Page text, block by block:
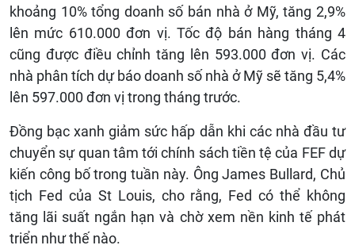
khoảng 10% tổng doanh số bán nhà ở Mỹ, tăng 2,9%
lên mức 610.000 đơn vị. Tốc độ bán hàng tháng 4
cũng được điều chỉnh tăng lên 593.000 đơn vị. Các
nhà phân tích dự báo doanh số nhà ở Mỹ sẽ tăng 5,4%
lên 597.000 đơn vị trong tháng trước.
Đồng bạc xanh giảm sức hấp dẫn khi các nhà đầu tư
chuyển sự quan tâm tới chính sách tiền tệ của FEF dự
kiến công bố trong tuần này. Ông James Bullard, Chủ
tịch Fed của St Louis, cho rằng, Fed có thể không
tăng lãi suất ngắn hạn và chờ xem nền kinh tế phát
triển như thế nào.